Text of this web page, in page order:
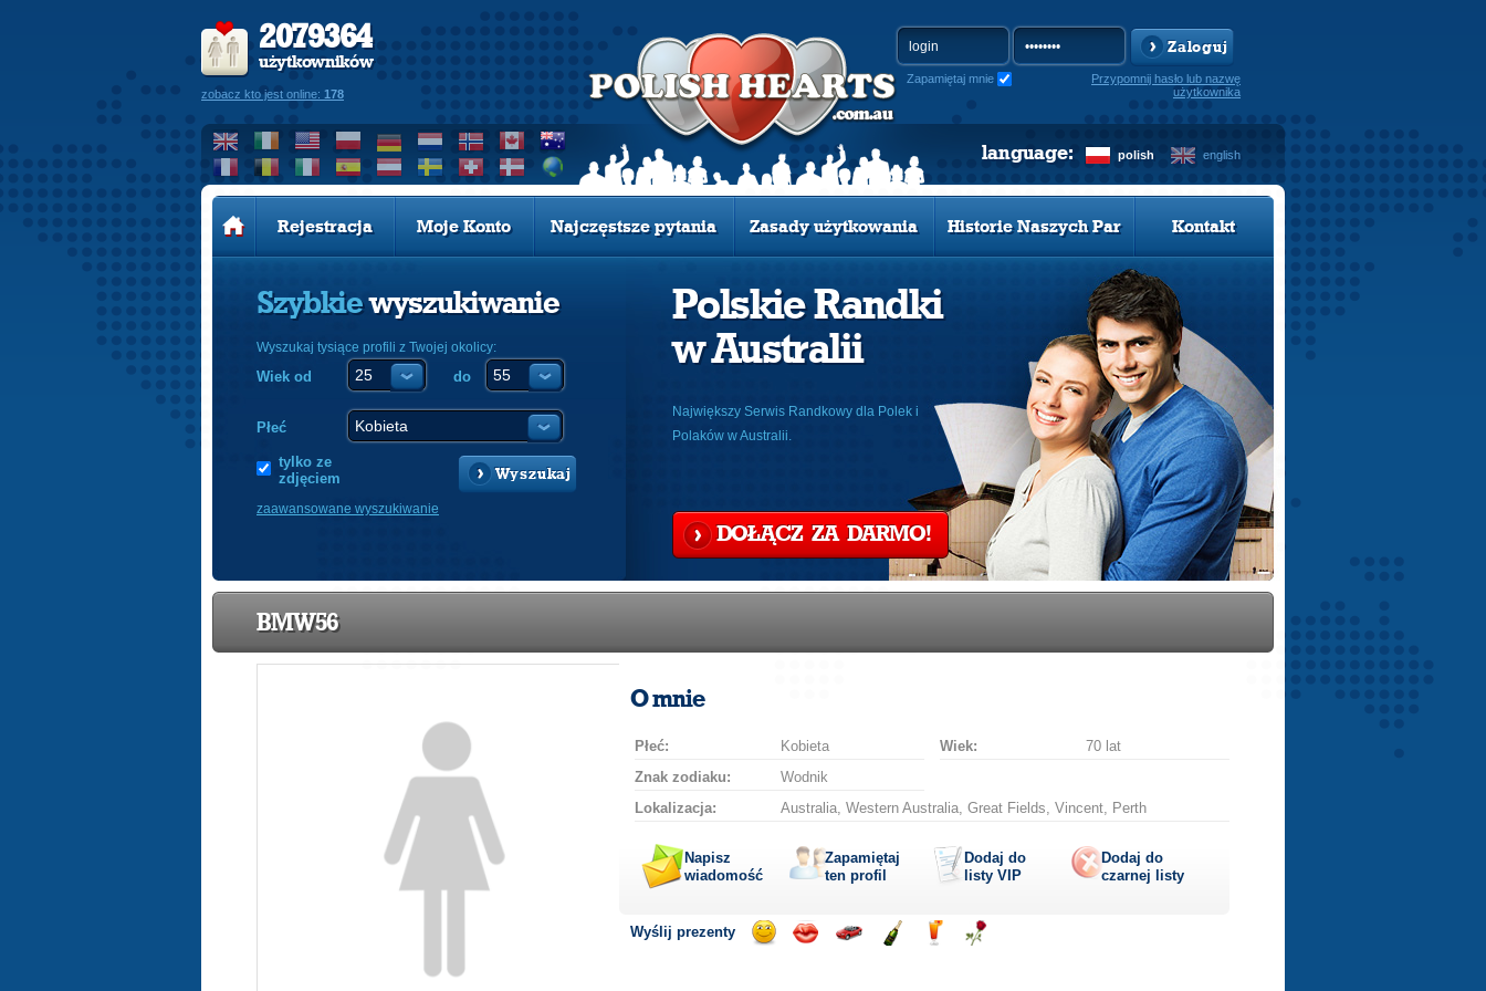
2079364
użytkowników
zobacz kto jest online: 178
Zaloguj
Zapamiętaj mnie
Przypomnij hasło lub nazwę
użytkownika
polish english
language:
Rejestracja Moje Konto Najczęstsze pytania Zasady użytkowania Historie Naszych Par Kontakt
Szybkiewyszukiwanie
Wyszukaj tysiące profili z Twojej okolicy:
Wiek od do
Płeć
tylko ze
zdjęciem
Wyszukaj
zaawansowane wyszukiwanie
Polskie Randki
w Australii
Największy Serwis Randkowy dla Polek i
Polaków w Australii.
DOŁĄCZ ZA DARMO!
BMW56
O mnie
Płeć: Kobieta Wiek:
70 lat
Znak zodiaku:
Wodnik
Lokalizacja:
Australia, Western Australia, Great Fields, Vincent, Perth
Napisz
wiadomość
Zapamiętaj
ten profil
Dodaj do
listy VIP
Dodaj do
czarnej listy
Wyślij prezenty